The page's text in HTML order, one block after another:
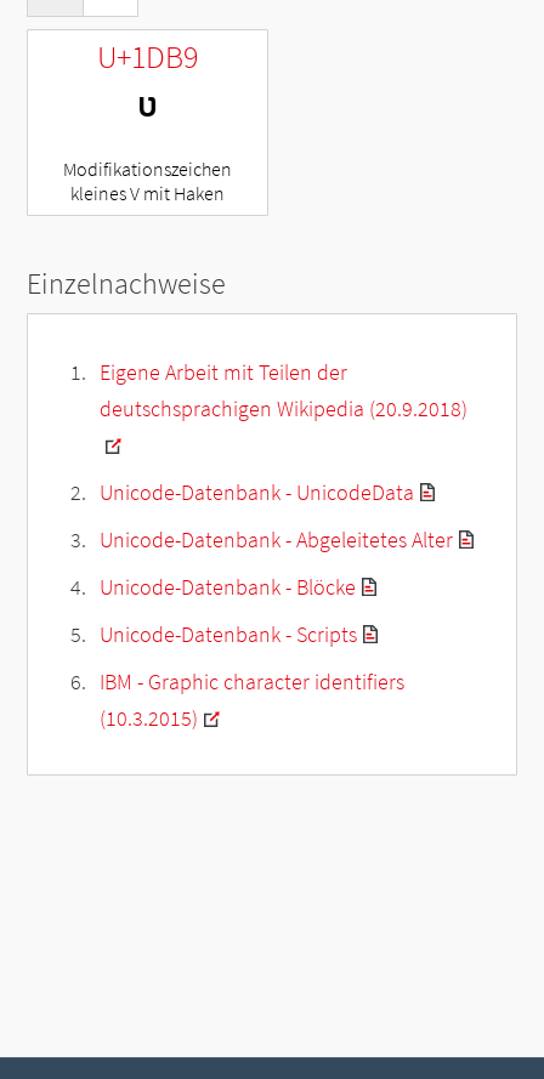
U+1DB9
ᶹ
Modifikationszeichen
kleines V mit Haken
Einzelnachweise
Eigene Arbeit mit Teilen der
deutschsprachigen Wikipedia (20.9.2018)
Unicode-Datenbank - UnicodeData
Unicode-Datenbank - Abgeleitetes Alter
Unicode-Datenbank - Blöcke
Unicode-Datenbank - Scripts
IBM - Graphic character identifiers
(10.3.2015)